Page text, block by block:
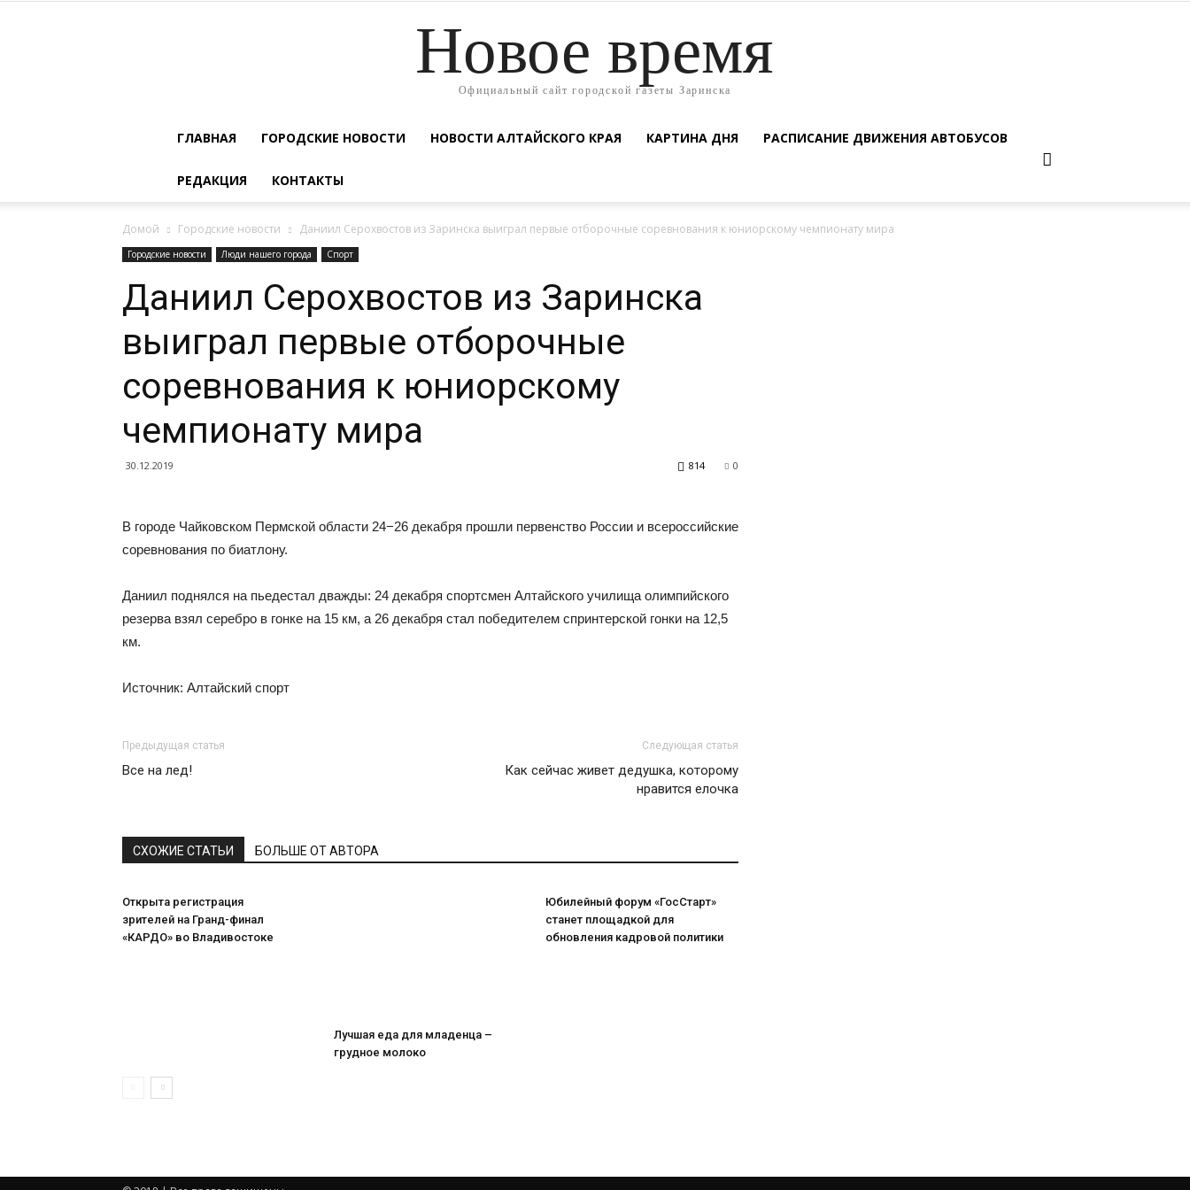
Новое время
Официальный сайт городской газеты Заринска
ГЛАВНАЯ ГОРОДСКИЕ НОВОСТИ НОВОСТИ АЛТАЙСКОГО КРАЯ КАРТИНА ДНЯ РАСПИСАНИЕ ДВИЖЕНИЯ АВТОБУСОВ
РЕДАКЦИЯ КОНТАКТЫ
Домой Городские новости Даниил Серохвостов из Заринска выиграл первые отборочные соревнования к юниорскому чемпионату мира
Городские новости Люди нашего города Спорт
Даниил Серохвостов из Заринска
выиграл первые отборочные
соревнования к юниорскому
чемпионату мира
30.12.2019 0
814
В городе Чайковском Пермской области 24−26 декабря прошли первенство России и всероссийские
соревнования по биатлону.
Даниил поднялся на пьедестал дважды: 24 декабря спортсмен Алтайского училища олимпийского
резерва взял серебро в гонке на 15 км, а 26 декабря стал победителем спринтерской гонки на 12,5
км.
Источник: Алтайский спорт
Предыдущая статья
Все на лед!
Следующая статья
Как сейчас живет дедушка, которому
нравится елочка
СХОЖИЕ СТАТЬИ БОЛЬШЕ ОТ АВТОРА
Открыта регистрация
зрителей на Гранд-финал
«КАРДО» во Владивостоке
Лучшая еда для младенца –
грудное молоко
Юбилейный форум «ГосСтарт»
станет площадкой для
обновления кадровой политики